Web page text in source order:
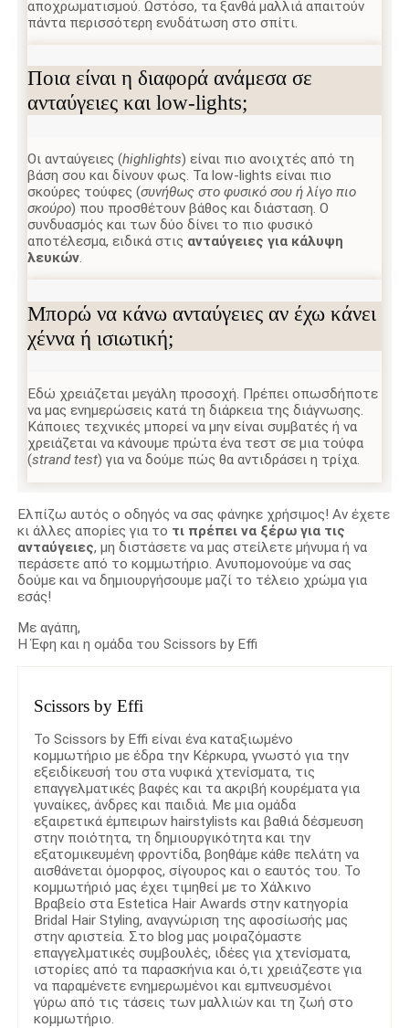
αποχρωματισμού. Ωστόσο, τα ξανθά μαλλιά απαιτούν
πάντα περισσότερη ενυδάτωση στο σπίτι.
Ποια είναι η διαφορά ανάμεσα σε
ανταύγειες και low-lights;
Οι ανταύγειες (highlights) είναι πιο ανοιχτές από τη
βάση σου και δίνουν φως. Τα low-lights είναι πιο
σκούρες τούφες (συνήθως στο φυσικό σου ή λίγο πιο
σκούρο) που προσθέτουν βάθος και διάσταση. Ο
συνδυασμός και των δύο δίνει το πιο φυσικό
αποτέλεσμα, ειδικά στις ανταύγειες για κάλυψη
λευκών.
Μπορώ να κάνω ανταύγειες αν έχω κάνει
χέννα ή ισιωτική;
Εδώ χρειάζεται μεγάλη προσοχή. Πρέπει οπωσδήποτε
να μας ενημερώσεις κατά τη διάρκεια της διάγνωσης.
Κάποιες τεχνικές μπορεί να μην είναι συμβατές ή να
χρειάζεται να κάνουμε πρώτα ένα τεστ σε μια τούφα
(strand test) για να δούμε πώς θα αντιδράσει η τρίχα.
Ελπίζω αυτός ο οδηγός να σας φάνηκε χρήσιμος! Αν έχετε
κι άλλες απορίες για το τι πρέπει να ξέρω για τις
ανταύγειες, μη διστάσετε να μας στείλετε μήνυμα ή να
περάσετε από το κομμωτήριο. Ανυπομονούμε να σας
δούμε και να δημιουργήσουμε μαζί το τέλειο χρώμα για
εσάς!
Με αγάπη,
Η Έφη και η ομάδα του Scissors by Effi
Scissors by Effi
Το Scissors by Effi είναι ένα καταξιωμένο
κομμωτήριο με έδρα την Κέρκυρα, γνωστό για την
εξειδίκευσή του στα νυφικά χτενίσματα, τις
επαγγελματικές βαφές και τα ακριβή κουρέματα για
γυναίκες, άνδρες και παιδιά. Με μια ομάδα
εξαιρετικά έμπειρων hairstylists και βαθιά δέσμευση
στην ποιότητα, τη δημιουργικότητα και την
εξατομικευμένη φροντίδα, βοηθάμε κάθε πελάτη να
αισθάνεται όμορφος, σίγουρος και ο εαυτός του. Το
κομμωτήριό μας έχει τιμηθεί με το Χάλκινο
Βραβείο στα Estetica Hair Awards στην κατηγορία
Bridal Hair Styling, αναγνώριση της αφοσίωσής μας
στην αριστεία. Στο blog μας μοιραζόμαστε
επαγγελματικές συμβουλές, ιδέες για χτενίσματα,
ιστορίες από τα παρασκήνια και ό,τι χρειάζεστε για
να παραμένετε ενημερωμένοι και εμπνευσμένοι
γύρω από τις τάσεις των μαλλιών και τη ζωή στο
κομμωτήριο.